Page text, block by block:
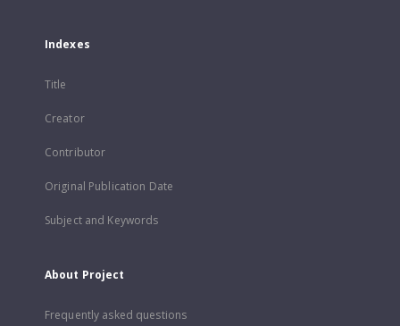
Indexes
Title
Creator
Contributor
Original Publication Date
Subject and Keywords
About Project
Frequently asked questions